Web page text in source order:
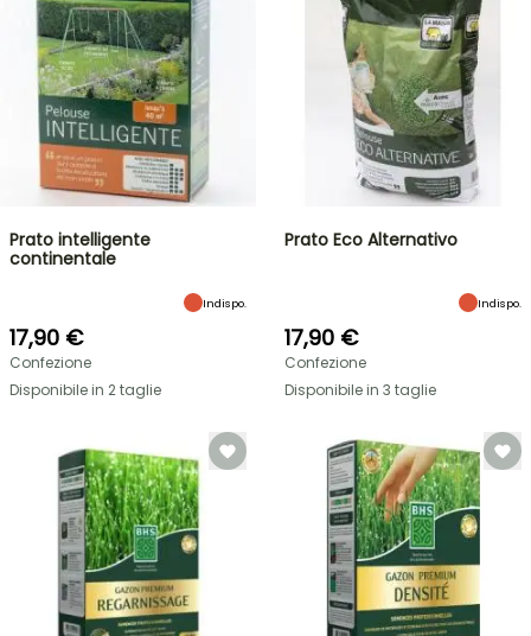
Prato intelligente
continentale
Indispo.
17,90 €
Confezione
Disponibile in 2 taglie
Prato Eco Alternativo
Indispo.
17,90 €
Confezione
Disponibile in 3 taglie